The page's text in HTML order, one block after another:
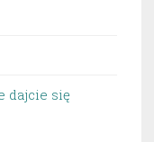
dajcie się